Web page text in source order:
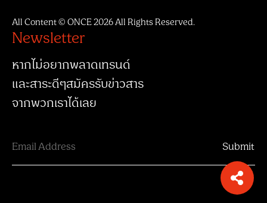
All Content © ONCE 2026 All Rights Reserved.
Newsletter
หากไม่อยากพลาดเทรนด์
และสาระดีๆสมัครรับข่าวสาร
จากพวกเราได้เลย